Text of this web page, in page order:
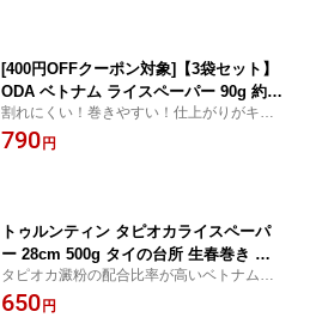
[400円OFFクーポン対象]【3袋セット】
ODA ベトナム ライスペーパー 90g 約22
cm×3袋 約12枚入り タイの台所 生春巻
き ベトナム料理 タイ料理 まとめ買い
割れにくい！巻きやすい！仕上がりがキレ
イ！生春巻きにはこれ。生春巻き（ゴイク
ン）が作りやすい、タピオカ澱粉入りのモ
790円
トゥルンティン タピオカライスペーパ
ー 28cm 500g タイの台所 生春巻き ベ
トナム料理 タイ料理
タピオカ澱粉の配合比率が高いベトナム産
ライスペーパー薄くて破れにくいので巻き
やすく、透明感があるので具材が透けて見
650円